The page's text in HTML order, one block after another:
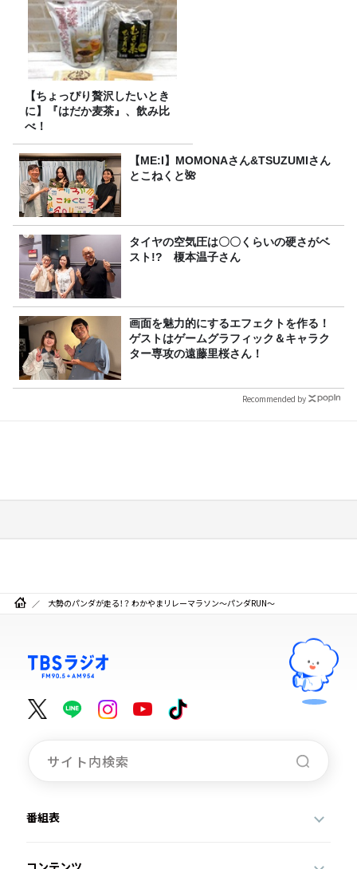
【ちょっぴり贅沢したいとき
に】『はだか麦茶』、飲み比
べ！
【ME:I】MOMONAさん&TSUZUMIさん
とこねくと🌺
タイヤの空気圧は〇〇くらいの硬さがベ
スト!? 榎本温子さん
画面を魅力的にするエフェクトを作る！
ゲストはゲームグラフィック＆キャラク
ター専攻の遠藤里桜さん！
Recommended by
大勢のパンダが走る！？ わかやまリレーマラソン～パンダRUN～
番組表